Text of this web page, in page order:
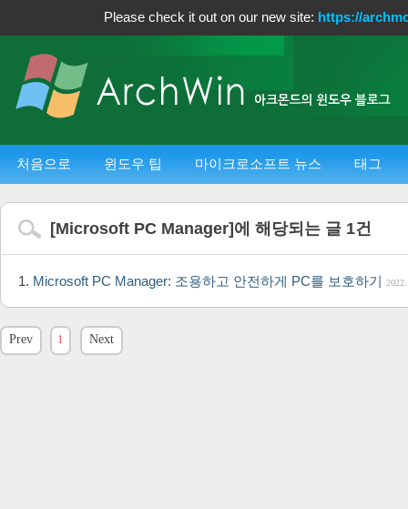
Please check it out on our new site: https://
처음으로 윈도우 팁 마이크로소프트 뉴스 태그
[Microsoft PC Manager]에 해당되는 글 1건
Microsoft PC Manager: 조용하고 안전하게 PC를 보호하기
Prev 1 Next